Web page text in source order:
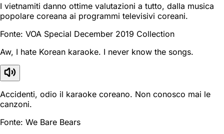
I vietnamiti danno ottime valutazioni a tutto, dalla musica
popolare coreana ai programmi televisivi coreani.
Fonte: VOA Special December 2019 Collection
Aw, I hate Korean karaoke. I never know the songs.
Accidenti, odio il karaoke coreano. Non conosco mai le
canzoni.
Fonte: We Bare Bears